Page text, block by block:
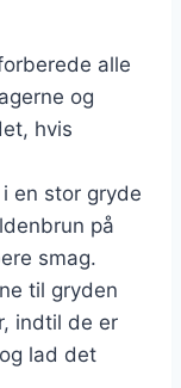
alle
og
hvis
en stor gryde
på
smag.
til gryden
indtil de er
lad det